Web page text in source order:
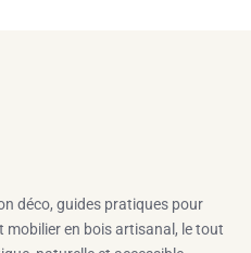
déco, guides pratiques pour
mobilier en bois artisanal, le tout